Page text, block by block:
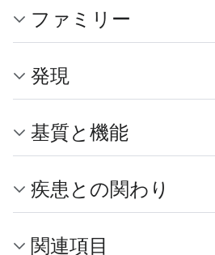
ファミリー
発現
基質と機能
疾患との関わり
関連項目